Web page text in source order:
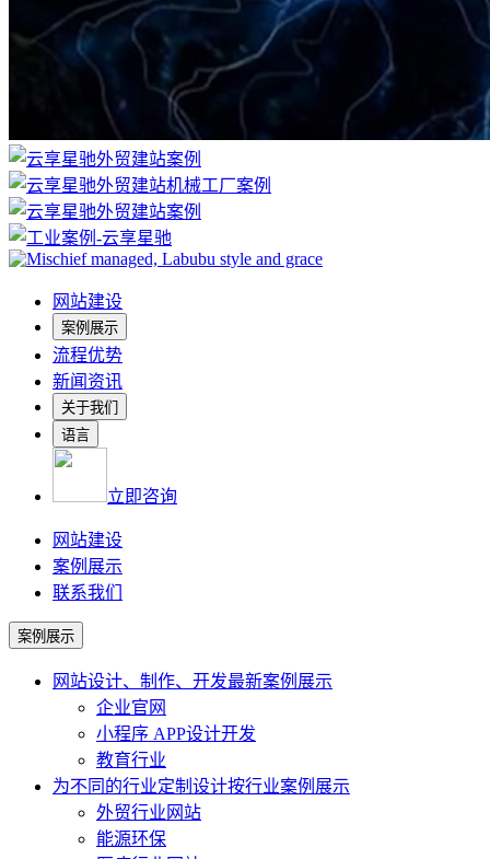
网站建设
案例展示
流程优势
新闻资讯
关于我们
语言
立即咨询
网站建设
案例展示
联系我们
案例展示
网站设计、制作、开发最新案例展示
企业官网
小程序 APP设计开发
教育行业
为不同的行业定制设计按行业案例展示
外贸行业网站
能源环保